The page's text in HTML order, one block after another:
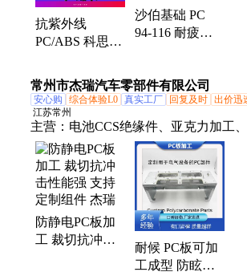
pom
抗紫外线
PC/ABS 科思创
FR3000 阻燃级
易流动 耐候抗
UV合金料
沙伯基础 PC
94-116 耐疲劳
酯塑胶原料
常州市杰瑞汽车零部件有限公司
安心购 综合体验L0 真实工厂 回复及时 出价迅
江苏常州
主营： 电池CCS绝缘件、亚克力加工
弯、定制 PC 挡风玻璃、PC亚克力
PC 板、PC电气元件定制、防眩光涂层
pc板、抗静电pc板、超耐磨pc板、亚
克力板雕刻、聚碳酸酯板 CNC、亚克
工
防静电PC板加
工 裁切抗冲击
耐候 PC板可加
工成型 防眩光